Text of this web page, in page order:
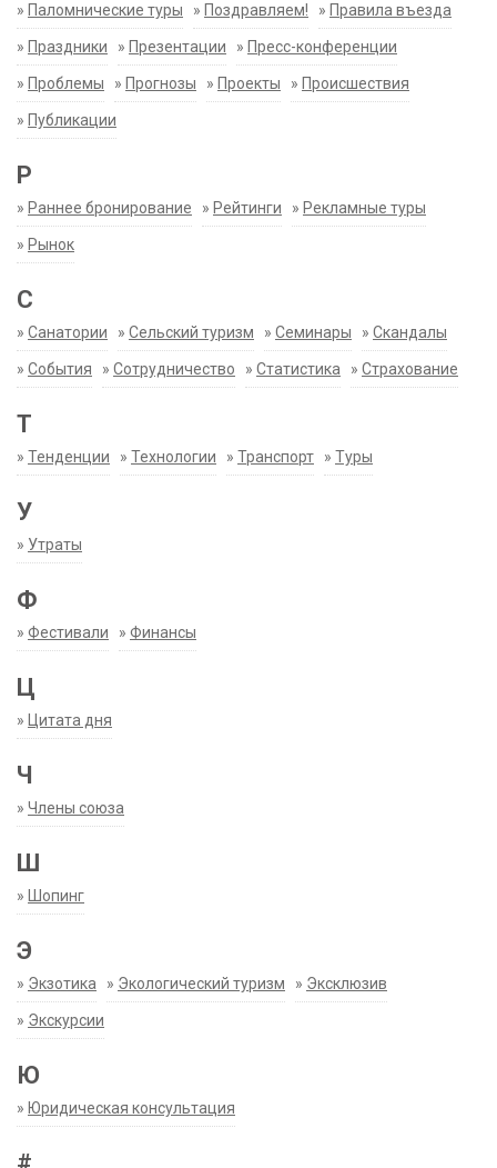
» Паломнические туры » Поздравляем! » Правила въезда
» Праздники » Презентации » Пресс-конференции
» Проблемы » Прогнозы » Проекты » Происшествия
» Публикации
Р
» Раннее бронирование » Рейтинги » Рекламные туры
» Рынок
С
» Санатории » Сельский туризм » Семинары » Скандалы
» События » Сотрудничество » Статистика » Страхование
Т
» Тенденции » Технологии » Транспорт » Туры
У
» Утраты
Ф
» Фестивали » Финансы
Ц
» Цитата дня
Ч
» Члены союза
Ш
» Шопинг
Э
» Экзотика » Экологический туризм » Эксклюзив
» Экскурсии
Ю
» Юридическая консультация